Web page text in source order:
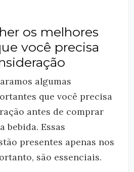
os melhores
você precisa
algumas
que você precisa
antes de comprar
bebida. Essas
presentes apenas nos
são essenciais.